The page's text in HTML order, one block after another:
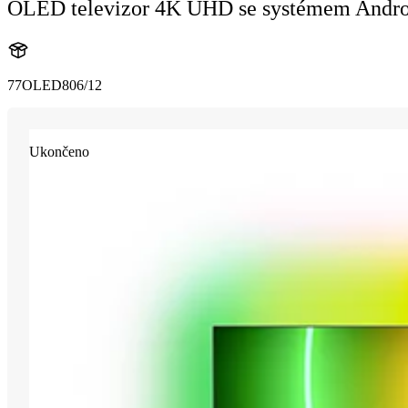
OLED televizor 4K UHD se systémem
77OLED806/12
Ukončeno